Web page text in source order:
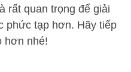
rất quan trọng để giải
phức tạp hơn. Hãy tiếp
hơn nhé!